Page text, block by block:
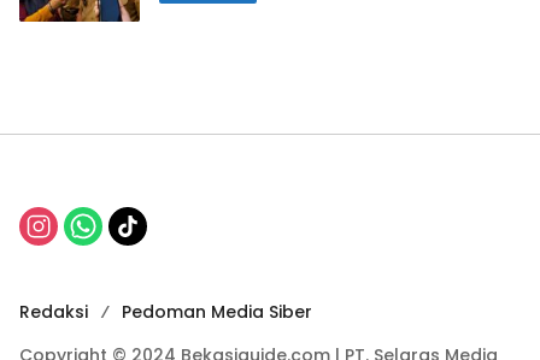
Redaksi
Pedoman Media Siber